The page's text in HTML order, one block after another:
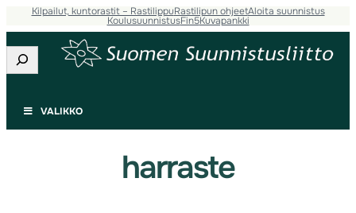
Siirry
sisältöön
Kilpailut, kuntorastit – RastilippuRastilipun ohjeetAloita suunnistus
KoulusuunnistusFin5Kuvapankki
Etsi
VALIKKO
harraste